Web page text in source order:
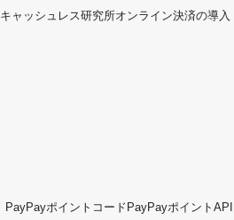
キャッシュレス研究所オンライン決済の導入
PayPayポイントコード PayPayポイントAPI